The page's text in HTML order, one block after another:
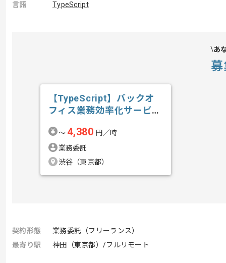
言語
TypeScript
あ
【TypeScript】バックオ
フィス業務効率化サービス
〜 4,380 円／時
業務委託
渋谷（東京都）
契約形態
業務委託（フリーランス）
最寄り駅
神田（東京都）/フルリモート